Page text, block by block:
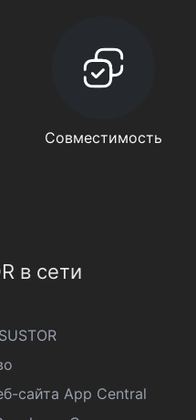
Совместимость
в сети
сайта App Central